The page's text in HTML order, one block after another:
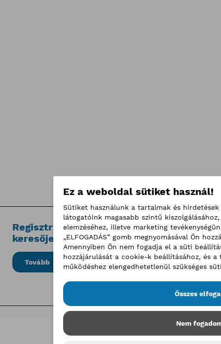
Regisztrált vállalkozások országos
keresője
Tovább
Ez a weboldal sütiket használ!
Sütiket használunk a tartalmak és hirdetések
látogatóink magasabb szintű
elemzéséhez, illetve marketing
„ELFOGADÁS” gomb megnyomásával Ön
Amennyiben Ön nem fogadja el a süti
hozzájárulását a cookie-k beállításához, és
működéshez elengedhetetlenül szükséges
Összes
Nem